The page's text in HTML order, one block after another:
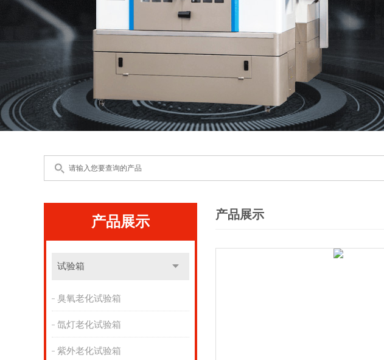
产品展示
试验箱
臭氧老化试验箱
氙灯老化试验箱
紫外老化试验箱
产品展示